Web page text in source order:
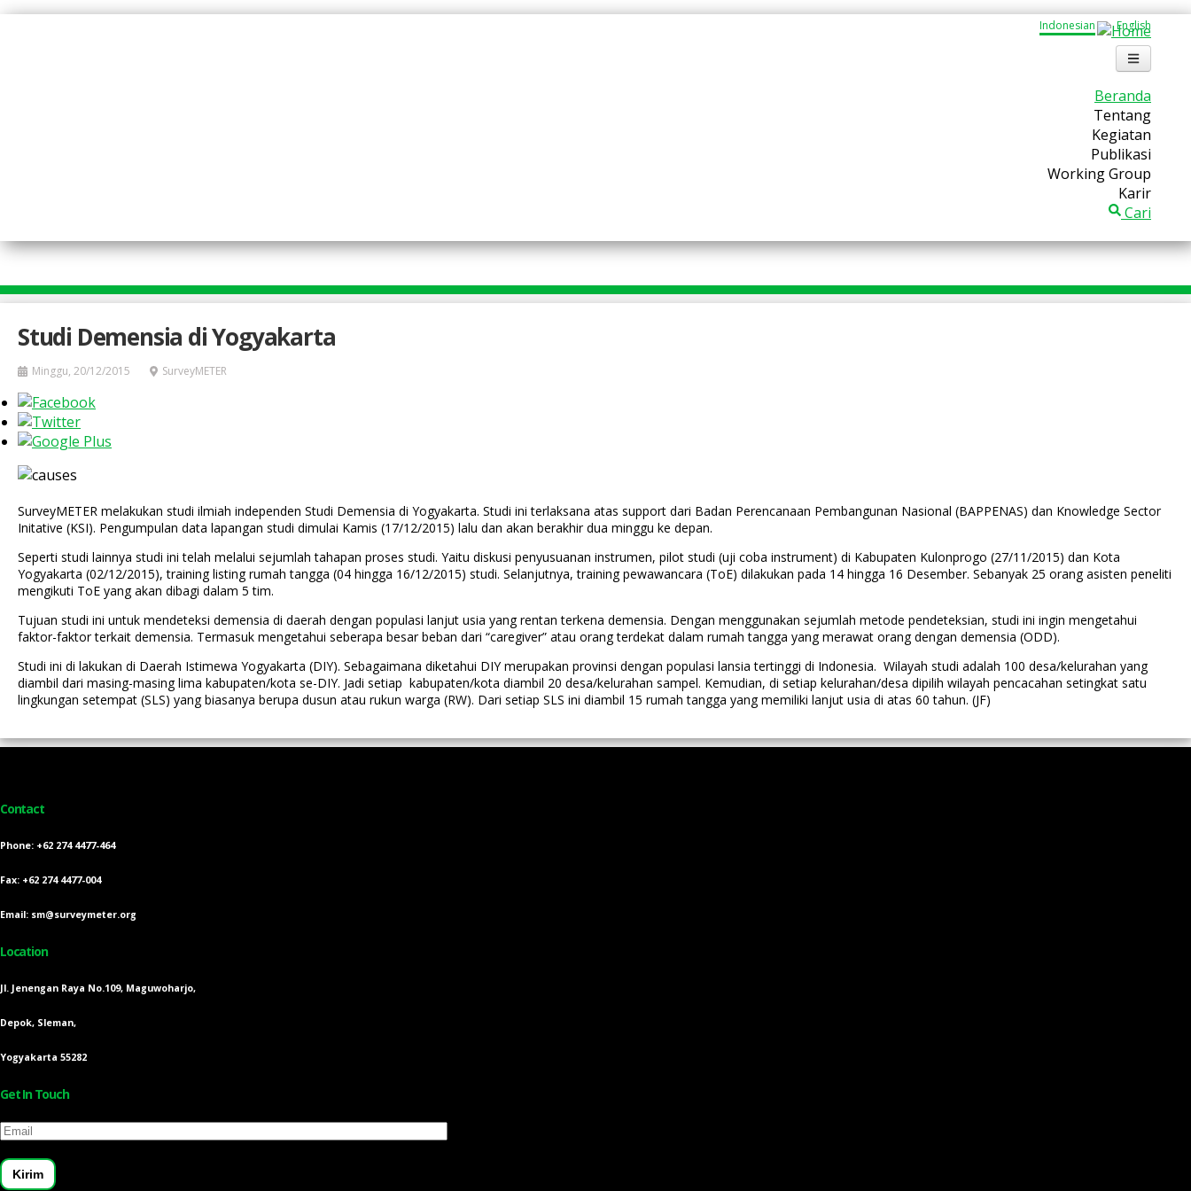
Indonesian English
Beranda
Tentang
Kegiatan
Publikasi
Working Group
Karir
Cari
Studi Demensia di Yogyakarta
Minggu, 20/12/2015 SurveyMETER
SurveyMETER melakukan studi ilmiah independen Studi Demensia di Yogyakarta. Studi ini terlaksana atas support dari Badan Perencanaan Pembangunan Nasional (BAPPENAS) dan Knowledge Sector
Initative (KSI). Pengumpulan data lapangan studi dimulai Kamis (17/12/2015) lalu dan akan berakhir dua minggu ke depan.
Seperti studi lainnya studi ini telah melalui sejumlah tahapan proses studi. Yaitu diskusi penyusuanan instrumen, pilot studi (uji coba instrument) di Kabupaten Kulonprogo (27/11/2015) dan Kota
Yogyakarta (02/12/2015), training listing rumah tangga (04 hingga 16/12/2015) studi. Selanjutnya, training pewawancara (ToE) dilakukan pada 14 hingga 16 Desember. Sebanyak 25 orang asisten peneliti
mengikuti ToE yang akan dibagi dalam 5 tim.
Tujuan studi ini untuk mendeteksi demensia di daerah dengan populasi lanjut usia yang rentan terkena demensia. Dengan menggunakan sejumlah metode pendeteksian, studi ini ingin mengetahui
faktor-faktor terkait demensia. Termasuk mengetahui seberapa besar beban dari “caregiver” atau orang terdekat dalam rumah tangga yang merawat orang dengan demensia (ODD).
Studi ini di lakukan di Daerah Istimewa Yogyakarta (DIY). Sebagaimana diketahui DIY merupakan provinsi dengan populasi lansia tertinggi di Indonesia. Wilayah studi adalah 100 desa/kelurahan yang
diambil dari masing-masing lima kabupaten/kota se-DIY. Jadi setiap kabupaten/kota diambil 20 desa/kelurahan sampel. Kemudian, di setiap kelurahan/desa dipilih wilayah pencacahan setingkat satu
lingkungan setempat (SLS) yang biasanya berupa dusun atau rukun warga (RW). Dari setiap SLS ini diambil 15 rumah tangga yang memiliki lanjut usia di atas 60 tahun. (JF)
Contact
Phone: +62 274 4477-464
Fax: +62 274 4477-004
Email: sm@surveymeter.org
Location
Jl. Jenengan Raya No.109, Maguwoharjo,
Depok, Sleman,
Yogyakarta 55282
Get In Touch
Email